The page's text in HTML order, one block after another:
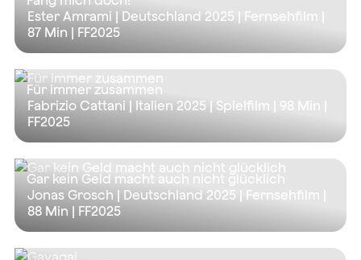
Ester Amrami | Deutschland 2025 | Fernsehfilm |
87 Min | FF2025
Für immer zusammen
Fabrizio Cattani | Italien 2025 | Spielfilm | 98 Min
FF2025
Gar kein Geld macht auch nicht glücklich
Jonas Grosch | Deutschland 2025 | Fernsehfilm |
88 Min | FF2025